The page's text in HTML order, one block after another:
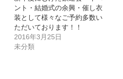
ント・結婚式の余興・催し衣
装として様々なご予約多数い
ただいております！！
2016年3月25日
未分類